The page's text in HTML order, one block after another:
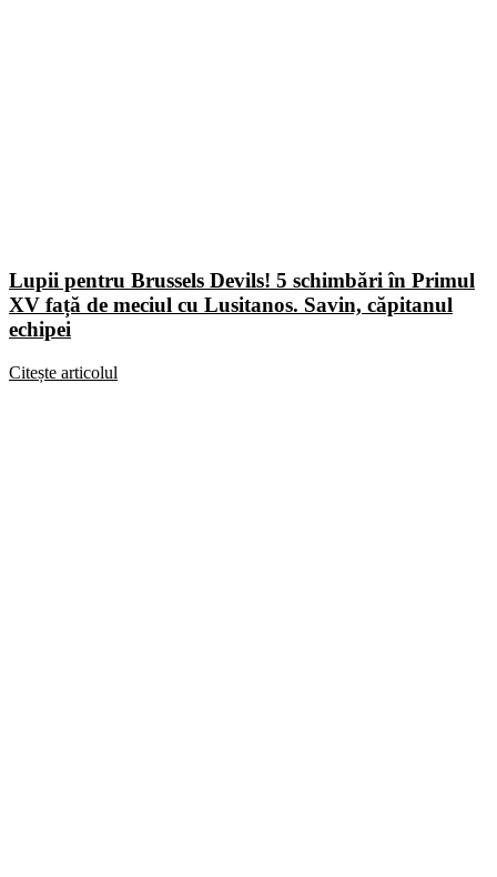
Lupii pentru Brussels Devils! 5 schimbări în Primul
XV față de meciul cu Lusitanos. Savin, căpitanul
echipei
Citește articolul